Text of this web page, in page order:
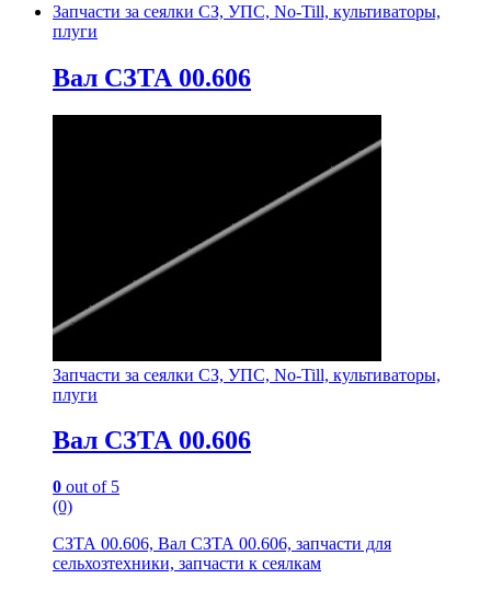
Запчасти за сеялки СЗ, УПС, No-Till, культиваторы,
плуги
Вал СЗТА 00.606
Запчасти за сеялки СЗ, УПС, No-Till, культиваторы,
плуги
Вал СЗТА 00.606
0 out of 5
(0)
СЗТА 00.606, Вал СЗТА 00.606, запчасти для
сельхозтехники, запчасти к сеялкам